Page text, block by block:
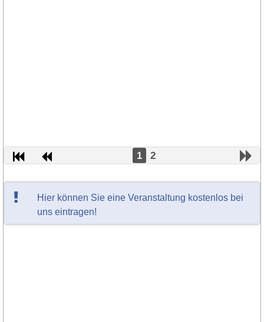
1 2
Hier können Sie eine Veranstaltung kostenlos bei
uns eintragen!